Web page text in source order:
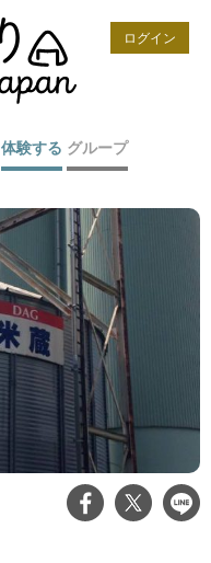
ログイン
体験する グループ